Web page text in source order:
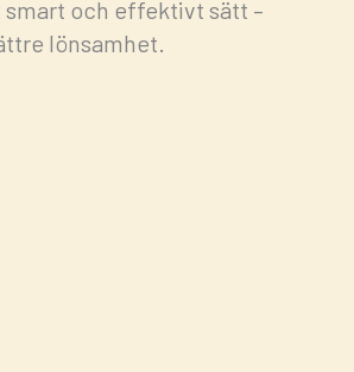
och effektivt sätt –
lönsamhet.